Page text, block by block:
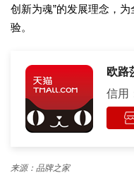
创新为魂”的发展理念，
验。
欧路
信用
来源：品牌之家